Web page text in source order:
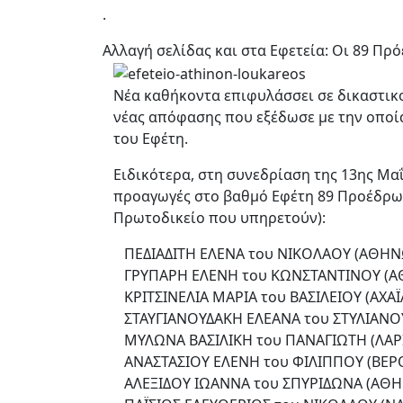
.
Αλλαγή σελίδας και στα Εφετεία: Οι 89
Νέα καθήκοντα επιφυλάσσει σε
νέας απόφασης που εξέδωσε με την
του Εφέτη.
Ειδικότερα, στη συνεδρίαση της 13ης
προαγωγές στο βαθμό Εφέτη 89
Πρωτοδικείο που υπηρετούν):
ΠΕΔΙΑΔΙΤΗ ΕΛΕΝΑ του ΝΙΚΟΛΑΟΥ
ΓΡΥΠΑΡΗ ΕΛΕΝΗ του ΚΩΝΣΤΑΝΤΙΝΟΥ
ΚΡΙΤΣΙΝΕΛΙΑ ΜΑΡΙΑ του ΒΑΣΙΛΕΙΟΥ
ΣΤΑΥΓΙΑΝΟΥΔΑΚΗ ΕΛΕΑΝΑ του
ΜΥΛΩΝΑ ΒΑΣΙΛΙΚΗ του ΠΑΝΑΓΙΩΤΗ
ΑΝΑΣΤΑΣΙΟΥ ΕΛΕΝΗ του ΦΙΛΙΠΠΟΥ
ΑΛΕΞΙΔΟΥ ΙΩΑΝΝΑ του ΣΠΥΡΙΔΩΝΑ